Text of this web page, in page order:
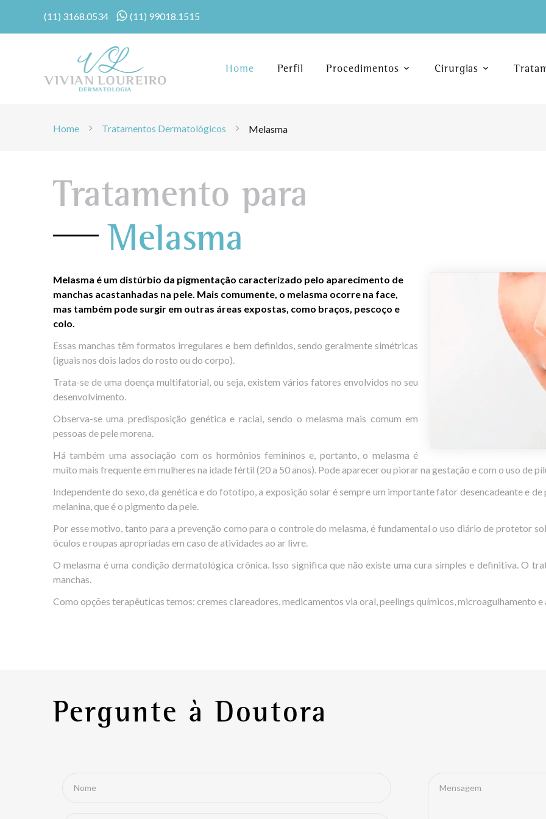
(11) 3168.0534 (11) 99018.1515
Home Perfil Procedimentos Cirurgias
Home Tratamentos Dermatológicos Melasma
Tratamento para
Melasma
Melasma é um distúrbio da pigmentação caracterizado pelo aparecimento de
manchas acastanhadas na pele. Mais comumente, o melasma ocorre na face,
mas também pode surgir em outras áreas expostas, como braços, pescoço e
colo.
Essas manchas têm formatos irregulares e bem definidos, sendo geralmente simétricas
(iguais nos dois lados do rosto ou do corpo).
Trata-se de uma doença multifatorial, ou seja, existem vários fatores envolvidos no seu
desenvolvimento.
Observa-se uma predisposição genética e racial, sendo o melasma mais comum em
pessoas de pele morena.
Há também uma associação com os hormônios femininos e, portanto, o melasma é
muito mais frequente em mulheres na idade fértil (20 a 50 anos). Pode aparecer ou piorar na gestação e com o uso de
Independente do sexo, da genética e do fototipo, a exposição solar é sempre um importante fator desencadeante e
melanina, que é o pigmento da pele.
Por esse motivo, tanto para a prevenção como para o controle do melasma, é fundamental o uso diário de protetor
óculos e roupas apropriadas em caso de atividades ao ar livre.
O melasma é uma condição dermatológica crônica. Isso significa que não existe uma cura simples e definitiva. O
manchas.
Como opções terapêuticas temos: cremes clareadores, medicamentos via oral, peelings químicos, microagulhamento e
Pergunte à Doutora
Nome Mensagem